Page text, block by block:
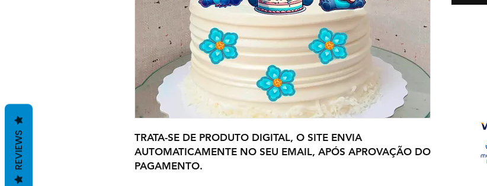
TRATA-SE DE PRODUTO DIGITAL, O SITE ENVIA
AUTOMATICAMENTE NO SEU EMAIL, APÓS APROVAÇÃO DO
PAGAMENTO.
REVIEWS